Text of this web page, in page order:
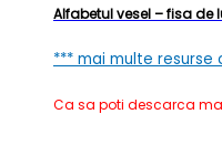
Alfabetul vesel – fisa de
*** mai multe resurse
Ca sa poti descarca